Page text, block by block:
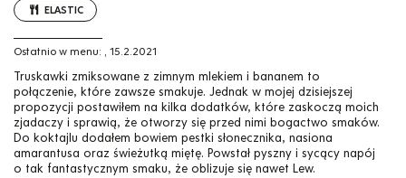
ELASTIC
Ostatnio w menu: , 15.2.2021
Truskawki zmiksowane z zimnym mlekiem i bananem to
połączenie, które zawsze smakuje. Jednak w mojej dzisiejszej
propozycji postawiłem na kilka dodatków, które zaskoczą moich
zjadaczy i sprawią, że otworzy się przed nimi bogactwo smaków.
Do koktajlu dodałem bowiem pestki słonecznika, nasiona
amarantusa oraz świeżutką miętę. Powstał pyszny i sycący napój
o tak fantastycznym smaku, że oblizuje się nawet Lew.